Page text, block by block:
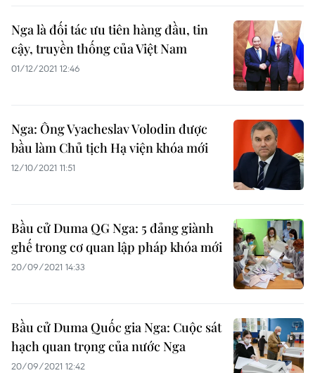
Nga là đối tác ưu tiên hàng đầu, tin
cậy, truyền thống của Việt Nam
01/12/2021 12:46
Nga: Ông Vyacheslav Volodin được
bầu làm Chủ tịch Hạ viện khóa mới
12/10/2021 11:51
Bầu cử Duma QG Nga: 5 đảng giành
ghế trong cơ quan lập pháp khóa mới
20/09/2021 14:33
Bầu cử Duma Quốc gia Nga: Cuộc sát
hạch quan trọng của nước Nga
20/09/2021 12:42